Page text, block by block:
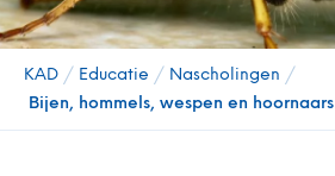
KAD / Educatie / Nascholingen /
Bijen, hommels, wespen en hoornaars